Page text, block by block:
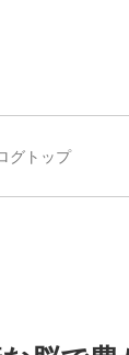
グトップ